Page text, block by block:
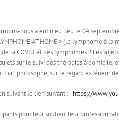
nous a enfin eu lieu le 04
AT HOME » (le lymphome à
la COVID et des lymphomes ? Les
sur le suivi des thérapies à
philosophe, sur le regard extérieur
suivant le lien suivant : https://
pour leur soutien, leur